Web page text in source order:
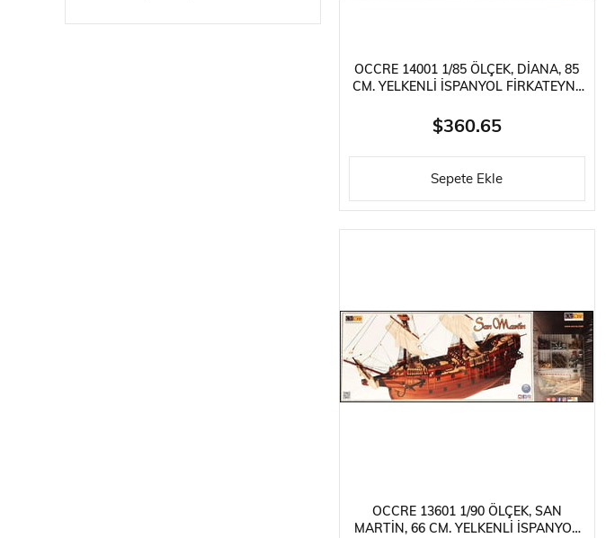
OCCRE 14001 1/85 ÖLÇEK, DIANA, 85
CM. YELKENLI İSPANYOL FIRKATEYNI,
$360.65
Sepete Ekle
OCCRE 13601 1/90 ÖLÇEK, SAN
MARTIN, 66 CM. YELKENLI İSPANYOL